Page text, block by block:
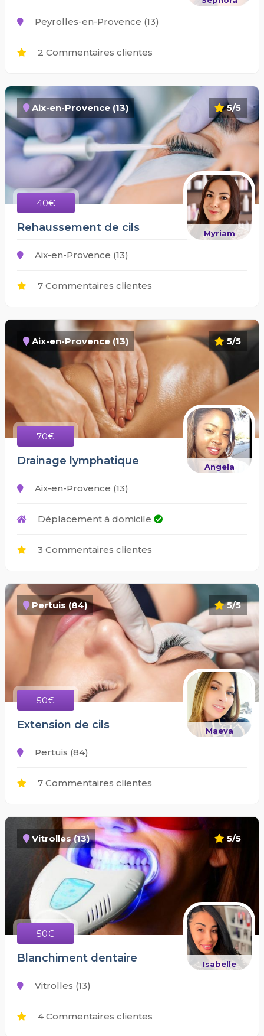
Peyrolles-en-Provence (13)
2 Commentaires clientes
5/5
Aix-en-Provence (13)
40€
Myriam
Rehaussement de cils
Aix-en-Provence (13)
7 Commentaires clientes
5/5
Aix-en-Provence (13)
70€
Angela
Drainage lymphatique
Aix-en-Provence (13)
Déplacement à domicile
3 Commentaires clientes
5/5
Pertuis (84)
50€
Maeva
Extension de cils
Pertuis (84)
7 Commentaires clientes
5/5
Vitrolles (13)
50€
Isabelle
Blanchiment dentaire
Vitrolles (13)
4 Commentaires clientes